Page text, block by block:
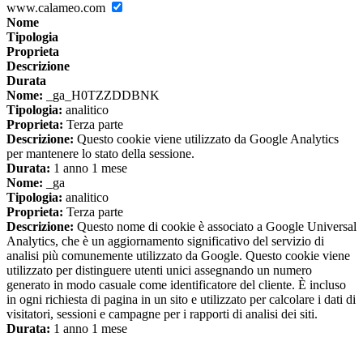
www.calameo.com
Nome
Tipologia
Proprieta
Descrizione
Durata
Nome: _ga_H0TZZDDBNK
Tipologia: analitico
Proprieta: Terza parte
Descrizione: Questo cookie viene utilizzato da Google Analytics
per mantenere lo stato della sessione.
Durata: 1 anno 1 mese
Nome: _ga
Tipologia: analitico
Proprieta: Terza parte
Descrizione: Questo nome di cookie è associato a Google Universal
Analytics, che è un aggiornamento significativo del servizio di
analisi più comunemente utilizzato da Google. Questo cookie viene
utilizzato per distinguere utenti unici assegnando un numero
generato in modo casuale come identificatore del cliente. È incluso
in ogni richiesta di pagina in un sito e utilizzato per calcolare i dati di
visitatori, sessioni e campagne per i rapporti di analisi dei siti.
Durata: 1 anno 1 mese